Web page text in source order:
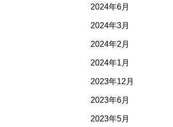
2024年6月
2024年3月
2024年2月
2024年1月
2023年12月
2023年6月
2023年5月